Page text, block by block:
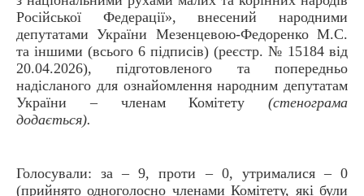
Російської Федерації», внесений народними
депутатами України Мезенцевою-Федоренко М.С.
та іншими (всього 6 підписів) (реєстр. № 15184 від
20.04.2026), підготовленого та попередньо
надісланого для ознайомлення народним депутатам
України – членам Комітету (стенограма
додається).
Голосували: за – 9, проти – 0, утрималися – 0
(прийнято одноголосно членами Комітету, які були